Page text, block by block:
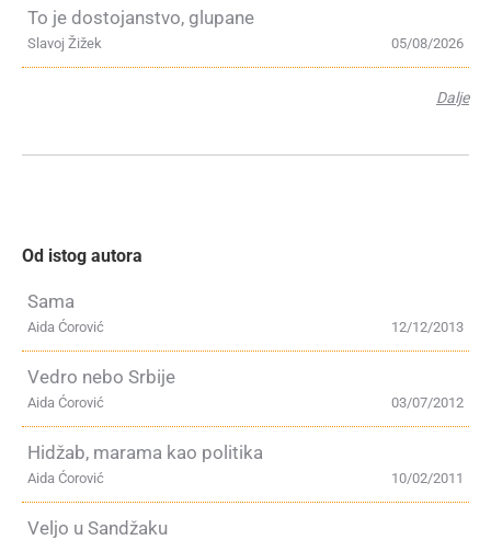
To je dostojanstvo, glupane
05/08/2026
Slavoj Žižek
Dalje
Od istog autora
Sama
12/12/2013
Aida Ćorović
Vedro nebo Srbije
03/07/2012
Aida Ćorović
Hidžab, marama kao politika
10/02/2011
Aida Ćorović
Veljo u Sandžaku